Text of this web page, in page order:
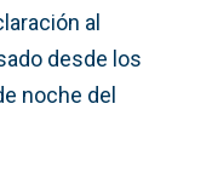
al
desde los
noche del